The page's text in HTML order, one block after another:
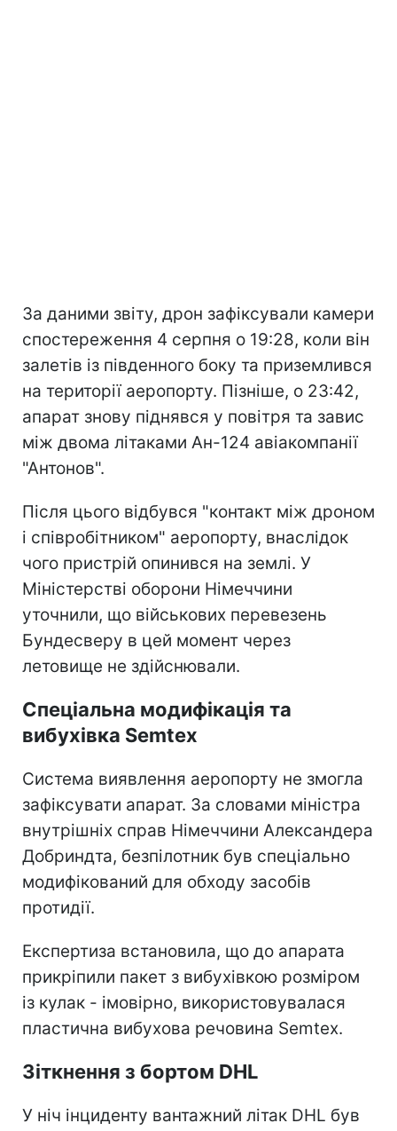
За даними звіту, дрон зафіксували камери
спостереження 4 серпня о 19:28, коли він
залетів із південного боку та приземлився
на території аеропорту. Пізніше, о 23:42,
апарат знову піднявся у повітря та завис
між двома літаками Ан-124 авіакомпанії
"Антонов".
Після цього відбувся "контакт між дроном
і співробітником" аеропорту, внаслідок
чого пристрій опинився на землі. У
Міністерстві оборони Німеччини
уточнили, що військових перевезень
Бундесверу в цей момент через
летовище не здійснювали.
Спеціальна модифікація та
вибухівка Semtex
Система виявлення аеропорту не змогла
зафіксувати апарат. За словами міністра
внутрішніх справ Німеччини Александера
Добриндта, безпілотник був спеціально
модифікований для обходу засобів
протидії.
Експертиза встановила, що до апарата
прикріпили пакет з вибухівкою розміром
із кулак - імовірно, використовувалася
пластична вибухова речовина Semtex.
Зіткнення з бортом DHL
У ніч інциденту вантажний літак DHL був